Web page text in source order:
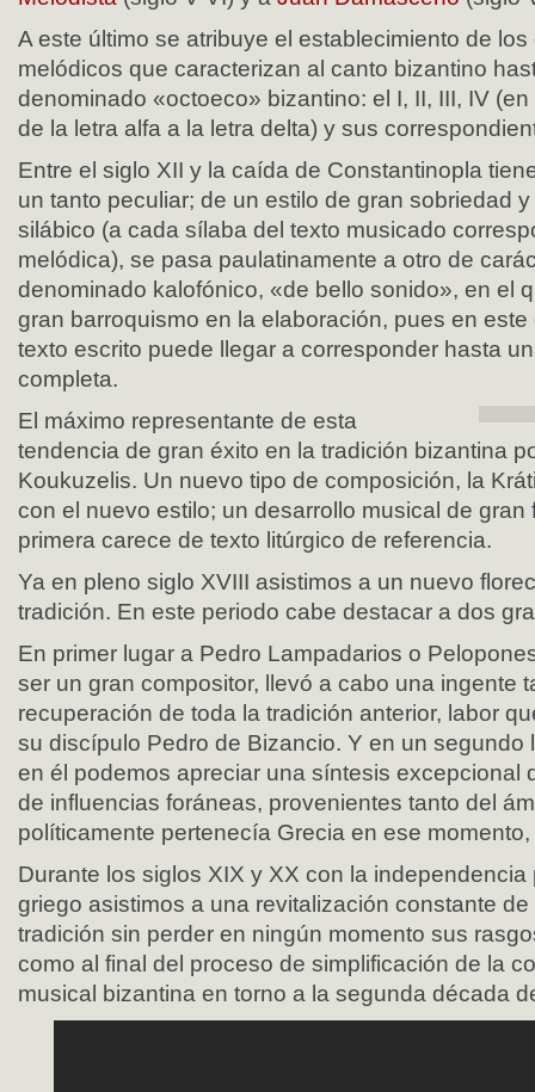
A este último se atribuye el establecimiento de
melódicos que caracterizan al canto bizantino
denominado «octoeco» bizantino: el I, II, III, IV
de la letra alfa a la letra delta) y sus
Entre el siglo XII y la caída de Constantinopla
un tanto peculiar; de un estilo de gran sobriedad
silábico (a cada sílaba del texto musicado
melódica), se pasa paulatinamente a otro de
denominado kalofónico, «de bello sonido», en el
gran barroquismo en la elaboración, pues en
texto escrito puede llegar a corresponder hasta
completa.
El máximo representante de esta
tendencia de gran éxito en la tradición bizantina
Koukuzelis. Un nuevo tipo de composición, la
con el nuevo estilo; un desarrollo musical de
primera carece de texto litúrgico de referencia.
Ya en pleno siglo XVIII asistimos a un nuevo
tradición. En este periodo cabe destacar a dos
En primer lugar a Pedro Lampadarios o
ser un gran compositor, llevó a cabo una ingente
recuperación de toda la tradición anterior, labor
su discípulo Pedro de Bizancio. Y en un segundo
en él podemos apreciar una síntesis excepcional
de influencias foráneas, provenientes tanto del
políticamente pertenecía Grecia en ese
Durante los siglos XIX y XX con la
griego asistimos a una revitalización constante
tradición sin perder en ningún momento sus
como al final del proceso de simplificación de la
musical bizantina en torno a la segunda década